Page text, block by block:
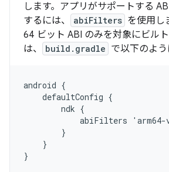
します。アプリがサポートする
するには、
abiFilters を使用し
64 ビット ABI のみを対象にビル
は、
build.gradle で以下のよう
android {
    defaultConfig {
        ndk {
abiFilters 'arm64-
        }
    }